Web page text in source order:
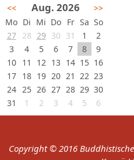
<< Aug. 2026
>>
Mo Di Mi Do Fr Sa So
27
28 29 30 31 1
2
3
4 5 6 7 8
9
10
11 12 13 14 15 16
17
18 19 20 21 22 23
24 25 26 27 28 29 30
31
1 2 3 4 5 6
Copyright © 2016